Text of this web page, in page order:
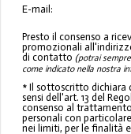
E-mail:
Presto il consenso a
promozionali
di contatto (potrai
come indicato nella nostra
* Il sottoscritto dichiara
sensi dell'art. 13 del
consenso al
personali con
nei limiti, per le finalità